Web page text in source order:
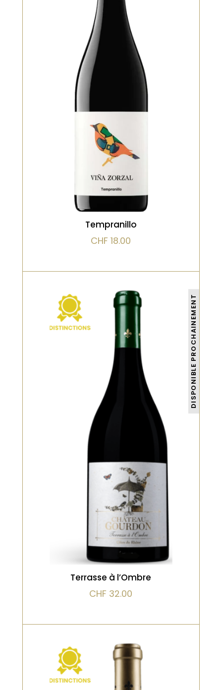
Rouge
Cépage emblématique de la Rioja et
de Navarre. Vin rouge au profil
aromatique intense : violette, cassis,
poivre noir et herbes
méditerranéennes. La bouche est
fraîche, nerveuse, avec une belle
acidité naturelle et un potentiel de
garde
VOIR LE PRODUIT
Tempranillo
CHF 18.00
DISPONIBLE PROCHAINEMENT
Rouge
Possédant une couleur pourpre
profond unique, ce vin présente
des arômes prononcés de fruits
des bois, dominés par les mûres et
les framboises, accompagnés de
poivre, d’épices orientales douces
et d’herbes aromatiques. Flaveurs
de réglisse et de violette, suivis par
des tanins veloutés à grains fins et
une longue finale élégante.
VOIR LE PRODUIT
Terrasse à l’Ombre
CHF 32.00